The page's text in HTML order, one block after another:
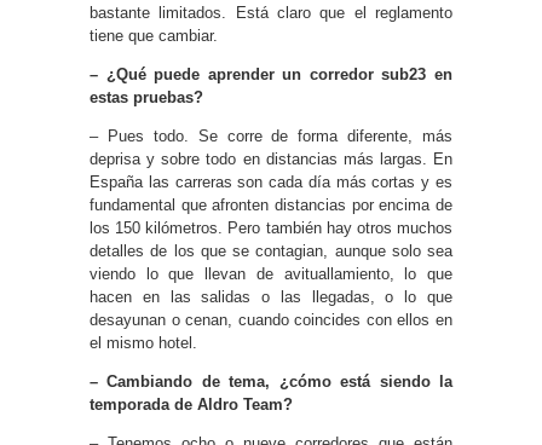
bastante limitados. Está claro que el reglamento
tiene que cambiar.
– ¿Qué puede aprender un corredor sub23 en
estas pruebas?
– Pues todo. Se corre de forma diferente, más
deprisa y sobre todo en distancias más largas. En
España las carreras son cada día más cortas y es
fundamental que afronten distancias por encima de
los 150 kilómetros. Pero también hay otros muchos
detalles de los que se contagian, aunque solo sea
viendo lo que llevan de avituallamiento, lo que
hacen en las salidas o las llegadas, o lo que
desayunan o cenan, cuando coincides con ellos en
el mismo hotel.
– Cambiando de tema, ¿cómo está siendo la
temporada de Aldro Team?